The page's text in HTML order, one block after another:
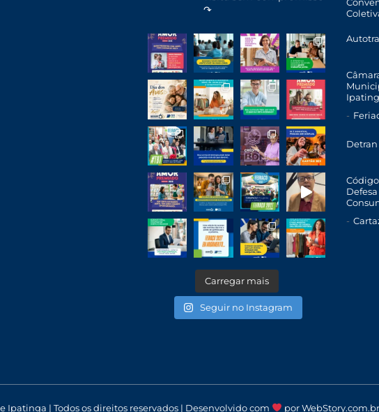
↷
Carregar mais
Seguir no Instagram
Detran
Ipatinga | Todos os direitos reservados | Desenvolvido com porWebStory.com.br